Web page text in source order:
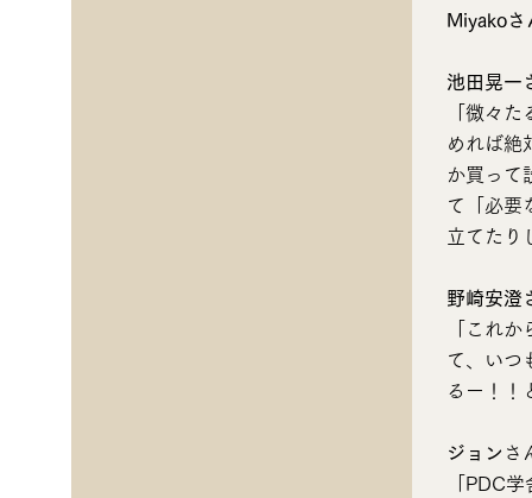
Miyakoさ
池田晃一
「微々
めれば絶
か買って
て「必要
立てたり
野崎安澄
「これ
て、いつ
るー！！
ジョン​ さ
「PDC